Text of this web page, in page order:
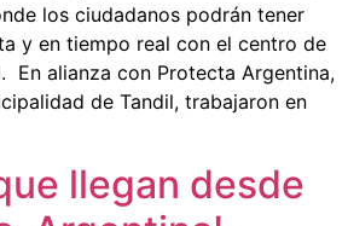
los ciudadanos podrán tener
y en tiempo real con el centro de
En alianza con Protecta Argentina,
de Tandil, trabajaron en
llegan desde